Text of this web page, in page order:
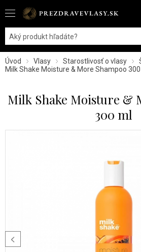
Úvod Vlasy Starostlivosť o vlasy
Milk Shake Moisture & More Shampoo 300
Milk Shake Moisture &
300 ml